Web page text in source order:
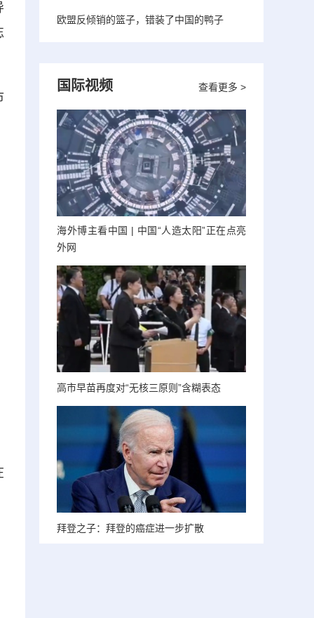
欧盟反倾销的篮子，错装了中国的鸭子
查看更多 >
国际视频
海外博主看中国 | 中国“人造太阳”正在点亮
外网
高市早苗再度对“无核三原则”含糊表态
拜登之子：拜登的癌症进一步扩散